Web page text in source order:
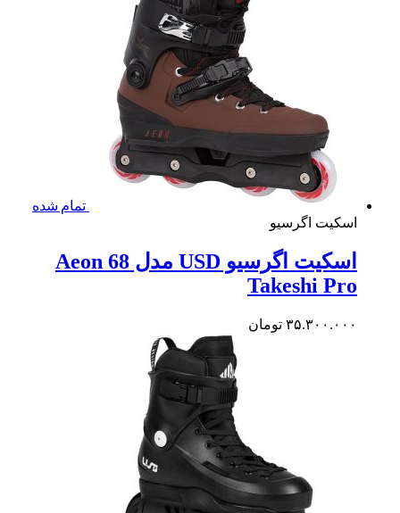
اگرسیو
اسکیت اگرسیو USD مدل 68 Aeon
Takeshi
تومان